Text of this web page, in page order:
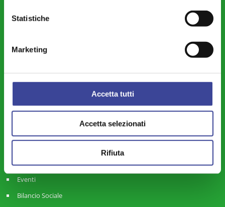
Statistiche
Marketing
Accetta tutti
Accetta selezionati
Rifiuta
Chi Siamo
Contatti e Newsletter
Come associarsi
Amministrazione Trasparente
Multimedia
Eventi
Bilancio Sociale